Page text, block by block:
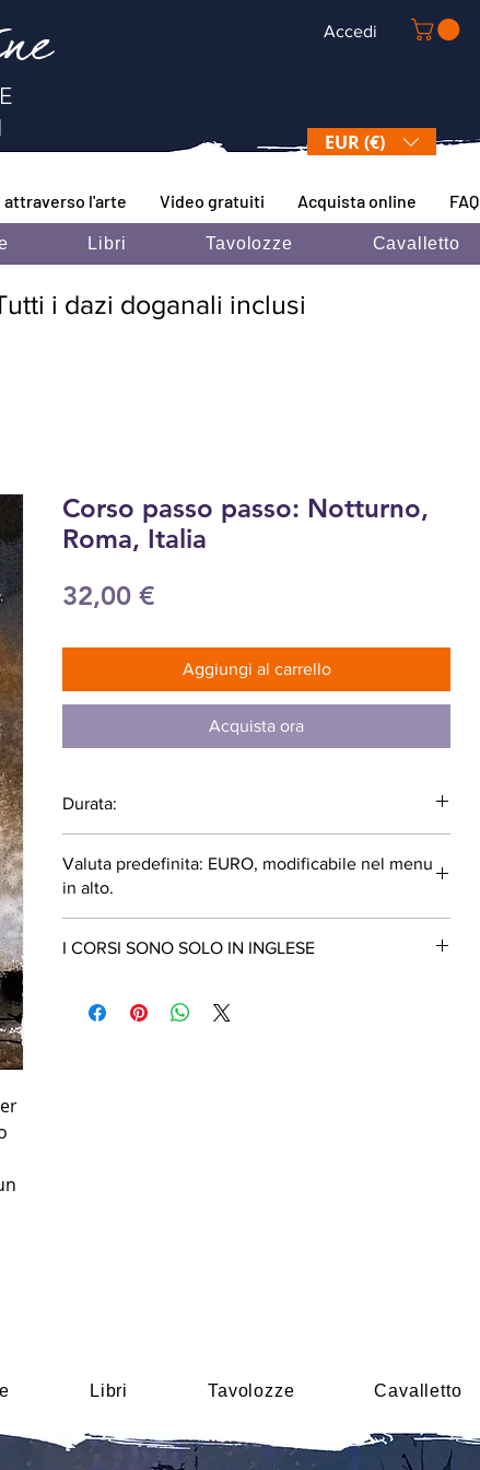
Accedi
EUR (€)
attraverso l'arte Video gratuiti Acquista online FAQ
Libri Tavolozze Cavalletto
i dazi doganali inclusi
Corso passo passo: Notturno,
Roma, Italia
32,00 €
Aggiungi al carrello
Acquista ora
Durata:
Valuta predefinita: EURO, modificabile nel menu
in alto.
I CORSI SONO SOLO IN INGLESE
Libri Tavolozze Cavalletto